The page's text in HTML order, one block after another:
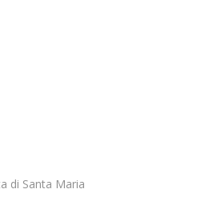
di Santa Maria